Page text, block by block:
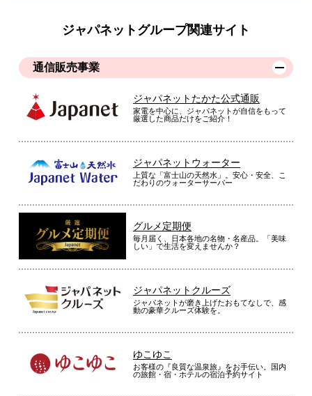
ジャパネットグループ関連サイト
通信販売事業
ジャパネットたかた公式通販
家電を中心に、ジャパネットが自信をもって
厳選した商品だけをご紹介！
ジャパネットウォーター
上質な「富士山の天然水」。安心・安全、こ
だわりのウォーターサーバー
グルメ定期便
毎月届く、日本各地の名物・名産品。「美味
しい」で生活を変えませんか？
ジャパネットクルーズ
ジャパネットが磨き上げたおもてなしで、感
動の豪華クルーズ体験を。
ゆこゆこ
お客様の『良質な温泉旅』をお手伝い。国内
の旅館・宿・ホテルの宿泊予約サイト